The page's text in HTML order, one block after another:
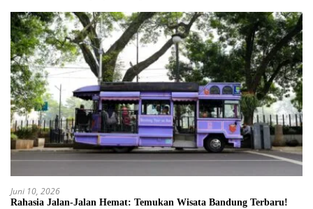
Juni 10, 2026
Rahasia Jalan-Jalan Hemat: Temukan Wisata Bandung Terbaru!